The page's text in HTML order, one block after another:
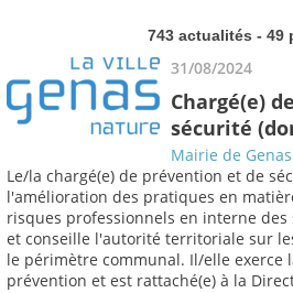
743 actualités - 49
31/08/2024
Chargé(e)
sécurité
Mairie de
Le/la chargé(e) de prévention et de
l'amélioration des pratiques en
risques professionnels en interne des
et conseille l'autorité territoriale sur
le périmètre communal. Il/elle exerce
prévention et est rattaché(e) à la